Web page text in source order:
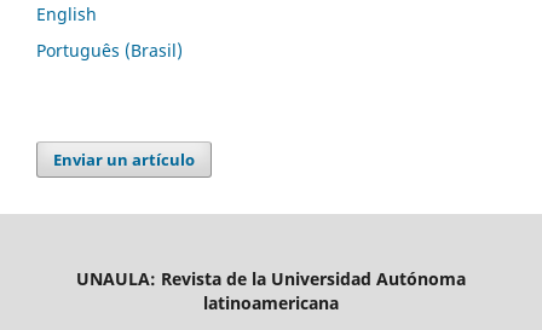
English
Português (Brasil)
Enviar un artículo
UNAULA: Revista de la Universidad Autónoma
latinoamericana